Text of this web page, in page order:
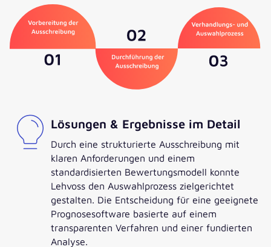
Lösungen & Ergebnisse im Detail
Durch eine strukturierte Ausschreibung mit
klaren Anforderungen und einem
standardisierten Bewertungsmodell konnte
Lehvoss den Auswahlprozess zielgerichtet
gestalten. Die Entscheidung für eine geeignete
Prognosesoftware basierte auf einem
transparenten Verfahren und einer fundierten
Analyse.